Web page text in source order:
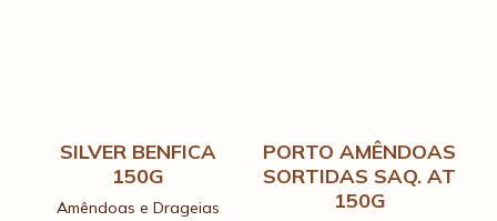
Amêndoas e Drageias
SILVER BENFICA
150G
PORTO AMÊNDOAS
SORTIDAS SAQ. AT
150G